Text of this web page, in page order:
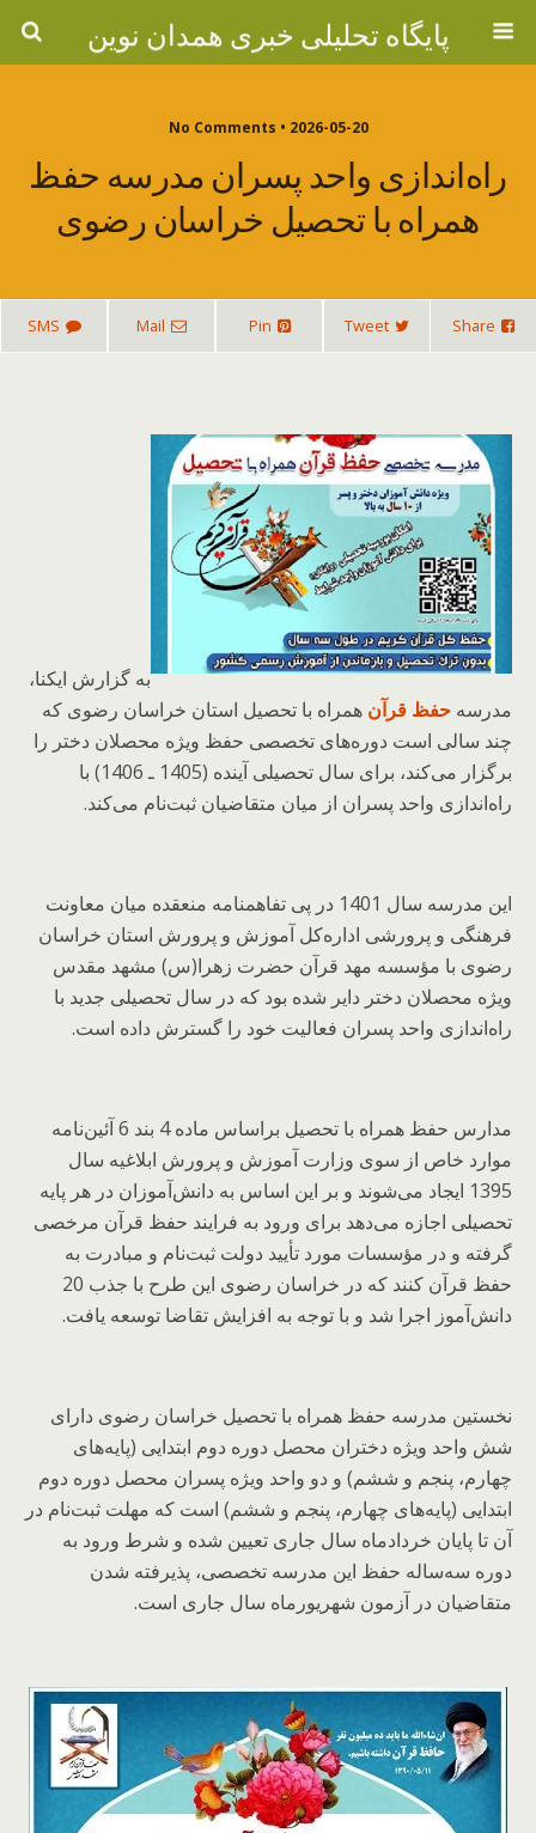
پایگاه تحلیلی خبری همدان نوین
2026-05-20 • No Comments
راه‌اندازی واحد پسران مدرسه حفظ
همراه با تحصیل خراسان رضوی
Share
Tweet
Pin
Mail
SMS
به گزارش ایکنا،
مدرسه حفظ قرآن همراه با تحصیل استان خراسان رضوی که
چند سالی است دوره‌های تخصصی حفظ ویژه محصلان دختر را
برگزار می‌کند، برای سال تحصیلی آینده (1405 ـ 1406) با
راه‌اندازی واحد پسران از میان متقاضیان ثبت‌نام می‌کند.
این مدرسه سال 1401 در پی تفاهمنامه منعقده میان معاونت
فرهنگی و پرورشی اداره‌کل آموزش و پرورش استان خراسان
رضوی با مؤسسه مهد قرآن حضرت زهرا(س) مشهد مقدس
ویژه محصلان دختر دایر شده بود که در سال تحصیلی جدید با
راه‌اندازی واحد پسران فعالیت خود را گسترش داده است.
مدارس حفظ همراه با تحصیل براساس ماده 4 بند 6 آئین‌نامه
موارد خاص از سوی وزارت آموزش و پرورش ابلاغیه سال
1395 ایجاد می‌شوند و بر این اساس به دانش‌آموزان در هر پایه
تحصیلی اجازه می‌دهد برای ورود به فرایند حفظ قرآن مرخصی
گرفته و در مؤسسات مورد تأیید دولت ثبت‌نام و مبادرت به
حفظ قرآن کنند که در خراسان رضوی این طرح با جذب 20
دانش‌آموز اجرا شد و با توجه به افزایش تقاضا توسعه یافت.
نخستین مدرسه حفظ همراه با تحصیل خراسان رضوی دارای
شش واحد ویژه دختران محصل دوره دوم ابتدایی (پایه‌های
چهارم، پنجم و ششم) و دو واحد ویژه پسران محصل دوره دوم
ابتدایی (پایه‌های چهارم، پنجم و ششم) است که مهلت ثبت‌نام در
آن تا پایان خردادماه سال جاری تعیین شده و شرط ورود به
دوره سه‌ساله حفظ این مدرسه تخصصی، پذیرفته شدن
متقاضیان در آزمون شهریورماه سال جاری است.